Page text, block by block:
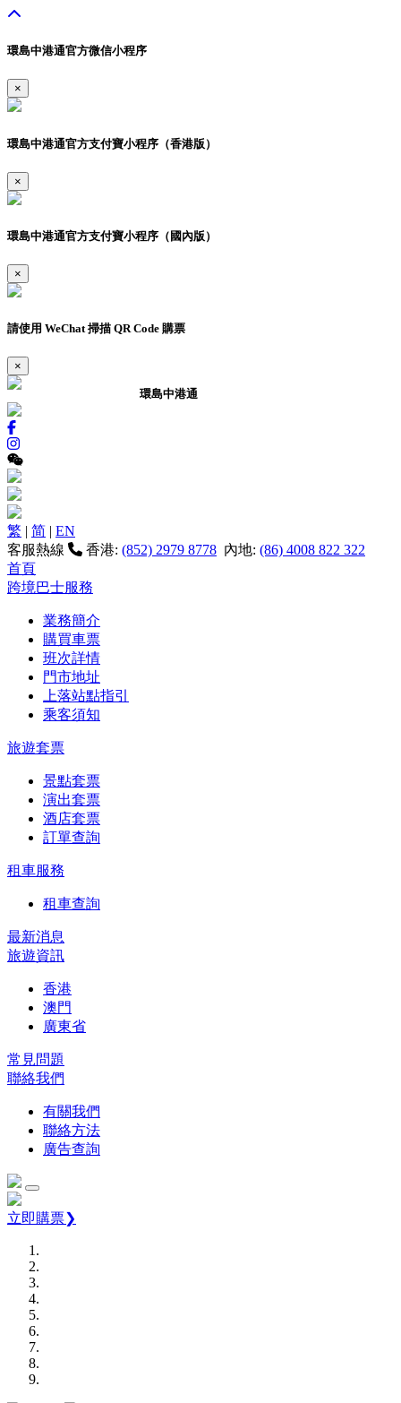
環島中港通官方微信小程序
×
環島中港通官方支付寶小程序（香港版）
×
環島中港通官方支付寶小程序（國內版）
×
請使用 WeChat 掃描 QR Code 購票
×
環島中港通
繁 | 简 | EN
客服熱線
香港: (852) 2979 8778 內地: (86) 4008 822 322
首頁
跨境巴士服務
業務簡介
購買車票
班次詳情
門市地址
上落站點指引
乘客須知
旅遊套票
景點套票
演出套票
酒店套票
訂單查詢
租車服務
租車查詢
最新消息
旅遊資訊
香港
澳門
廣東省
常見問題
聯絡我們
有關我們
聯絡方法
廣告查詢
立即購票❯